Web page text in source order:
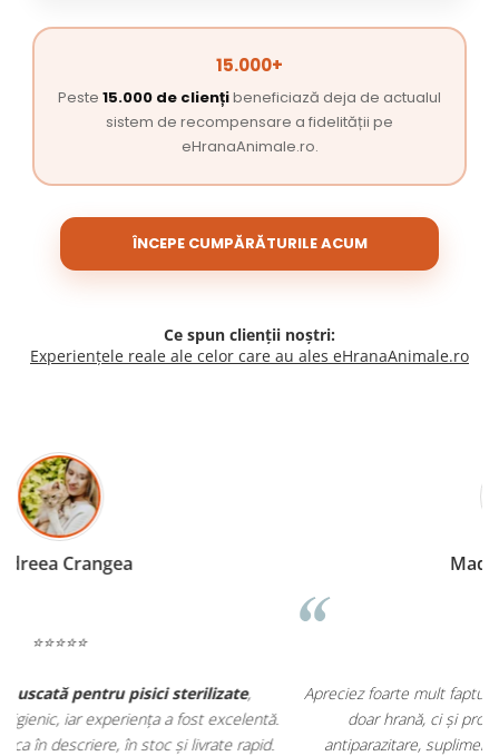
15.000+
Peste 15.000 de cliențibeneficiază deja de actualul
sistem de recompensare a fidelității pe
eHranaAnimale.ro.
ÎNCEPE CUMPĂRĂTURILE ACUM
Ce spun clienții noștri:
Experiențele reale ale celor care au ales eHranaAnimale.ro
Apreciez foarte mult faptul că pe ehranaanimale.rogăsesc nu
doar hrană, ci și produse dinfarmacia veterinară:
antiparazitare, suplimente și soluții de îngrijire. Este foarte